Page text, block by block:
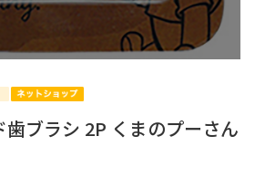
歯ブラシ 2P くまのプーさん